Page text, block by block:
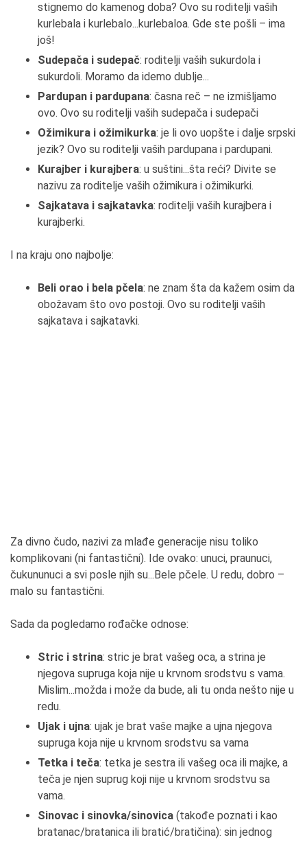
stignemo do kamenog doba? Ovo su roditelji vaših
kurlebala i kurlebalo...kurlebaloa. Gde ste pošli – ima
još!
Sudepača i sudepač: roditelji vaših sukurdola i
sukurdoli. Moramo da idemo dublje...
Pardupan i pardupana: časna reč – ne izmišljamo
ovo. Ovo su roditelji vaših sudepača i sudepači
Ožimikura i ožimikurka: je li ovo uopšte i dalje srpski
jezik? Ovo su roditelji vaših pardupana i pardupani.
Kurajber i kurajbera: u suštini...šta reći? Divite se
nazivu za roditelje vaših ožimikura i ožimikurki.
Sajkatava i sajkatavka: roditelji vaših kurajbera i
kurajberki.
I na kraju ono najbolje:
Beli orao i bela pčela: ne znam šta da kažem osim da
obožavam što ovo postoji. Ovo su roditelji vaših
sajkatava i sajkatavki.
Za divno čudo, nazivi za mlađe generacije nisu toliko
komplikovani (ni fantastični). Ide ovako: unuci, praunuci,
čukununuci a svi posle njih su...Bele pčele. U redu, dobro –
malo su fantastični.
Sada da pogledamo rođačke odnose:
Stric i strina: stric je brat vašeg oca, a strina je
njegova supruga koja nije u krvnom srodstvu s vama.
Mislim...možda i može da bude, ali tu onda nešto nije u
redu.
Ujak i ujna: ujak je brat vaše majke a ujna njegova
supruga koja nije u krvnom srodstvu sa vama
Tetka i teča: tetka je sestra ili vašeg oca ili majke, a
teča je njen suprug koji nije u krvnom srodstvu sa
vama.
Sinovac i sinovka/sinovica (takođe poznati i kao
bratanac/bratanica ili bratić/bratičina): sin jednog